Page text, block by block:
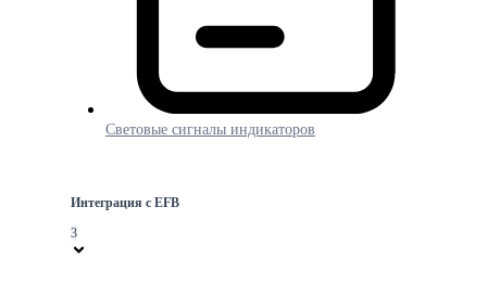
Световые сигналы индикаторов
Интеграция с EFB
3